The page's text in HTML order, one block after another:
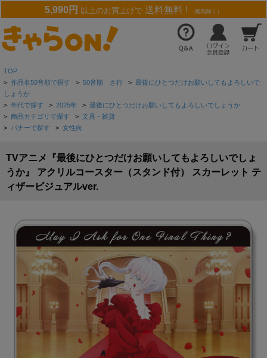
5,990円 以上のお買上げで 送料無料 ! （離島除く）
TOP
> 作品名50音順で探す > 50音順 さ行 > 最後にひとつだけお願いしてもよろしいで
しょうか
> 年代で探す > 2025年 > 最後にひとつだけお願いしてもよろしいでしょうか
> 商品カテゴリで探す > 文具・雑貨
> バナーで探す > 女性向
TVアニメ『最後にひとつだけお願いしてもよろしいでしょ
うか』 アクリルコースター（スタンド付） スカーレット テ
ィザービジュアルver.